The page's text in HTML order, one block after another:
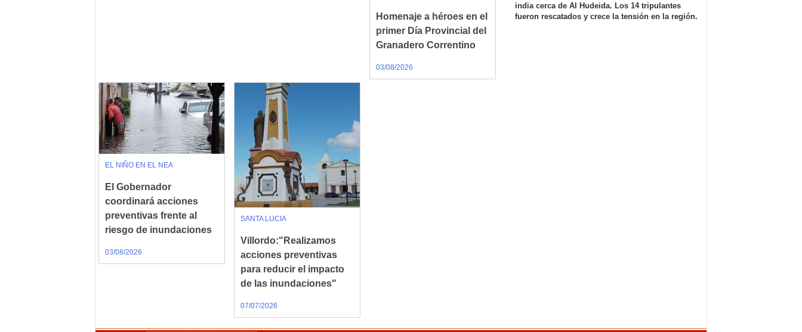
Homenaje a héroes en el
primer Día Provincial del
Granadero Correntino
03/08/2026
EL NIÑO EN EL NEA
El Gobernador
coordinará acciones
preventivas frente al
riesgo de inundaciones
03/08/2026
SANTA LUCIA
Villordo:"Realizamos
acciones preventivas
para reducir el impacto
de las inundaciones"
07/07/2026
india cerca de Al Hudeida. Los 14 tripulantes
fueron rescatados y crece la tensión en la región.